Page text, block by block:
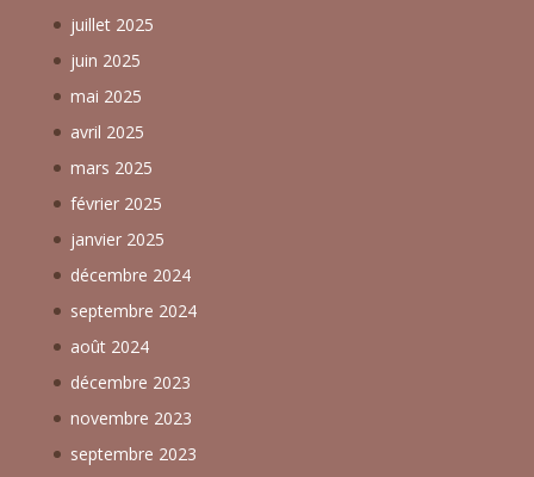
juillet 2025
juin 2025
mai 2025
avril 2025
mars 2025
février 2025
janvier 2025
décembre 2024
septembre 2024
août 2024
décembre 2023
novembre 2023
septembre 2023